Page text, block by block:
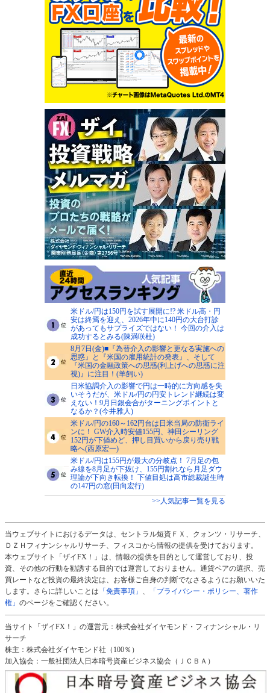
米ドル/円は150円を試す展開に!? 米ドル高・円
安は終焉を迎え、2026年中に140円の大台打診
があってもサプライズではない！ 今回の介入は
成功するとみる(陳満咲杜)
8月7日(金)■『為替介入の影響と更なる実施への
思惑』と『米国の雇用統計の発表』、そして
『米国の金融政策への思惑(利上げへの思惑に注
視)』に注目！(羊飼い)
日米協調介入の影響で円は一時的に方向感を失
いそうだが、米ドル/円の円安トレンド継続は変
えない！9月日銀会合がターニングポイントと
なるか？(今井雅人)
米ドル/円の160～162円台は日米当局の防衛ライ
ンに！ GW介入時安値155円、神田シーリング
152円が下値めど、押し目買いから戻り売り戦
略へ(西原宏一)
米ドル/円は155円が最大の分岐点！ 7月足の包
み線を8月足が下抜け、155円割れなら月足ダウ
理論が下向き転換！ 下値目処は高市総裁誕生時
の147円の窓(田向宏行)
>>人気記事一覧を見る
当ウェブサイトにおけるデータは、セントラル短資ＦＸ、クォンツ・リサーチ、
ＤＺＨフィナンシャルリサーチ、フィスコから情報の提供を受けております。
本ウェブサイト「ザイFX！」は、情報の提供を目的として運営しており、投
資、その他の行動を勧誘する目的では運営しておりません。通貨ペアの選択、売
買レートなど投資の最終決定は、お客様ご自身の判断でなさるようにお願いいた
します。さらに詳しいことは 「免責事項」
「プライバシー・ポリシー、著作
権」 のページをご確認ください。
当サイト「ザイFX！」の運営元：株式会社ダイヤモンド・フィナンシャル・リ
サーチ
株主：株式会社ダイヤモンド社（100％）
加入協会：一般社団法人日本暗号資産ビジネス協会（ＪＣＢＡ）